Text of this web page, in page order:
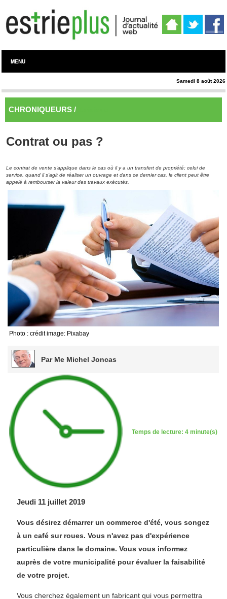
MENU
Samedi 8 août 2026
CHRONIQUEURS /
Contrat ou pas ?
Le contrat de vente s’applique dans le cas où il y a un transfert de propriété; celui de
service, quand il s’agit de réaliser un ouvrage et dans ce dernier cas, le client peut être
appelé à rembourser la valeur des travaux exécutés.
Photo : crédit image: Pixabay
Par Me Michel Joncas
Temps de lecture: 4 minute(s)
Jeudi 11 juillet 2019
Vous désirez démarrer un commerce d'été, vous songez
à un café sur roues. Vous n'avez pas d'expérience
particulière dans le domaine. Vous vous informez
auprès de votre municipalité pour évaluer la faisabilité
de votre projet.
Vous cherchez également un fabricant qui vous permettra